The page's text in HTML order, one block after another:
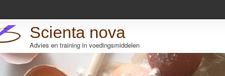
Scienta nova
Advies en training in voedingsmiddelen